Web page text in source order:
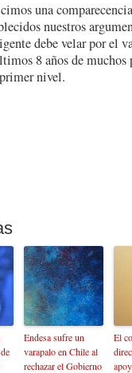
una
nuestros
debe velar por el
8 años de muchos
nivel.
Endesa sufre un
varapalo en Chile al
rechazar el Gobierno
El